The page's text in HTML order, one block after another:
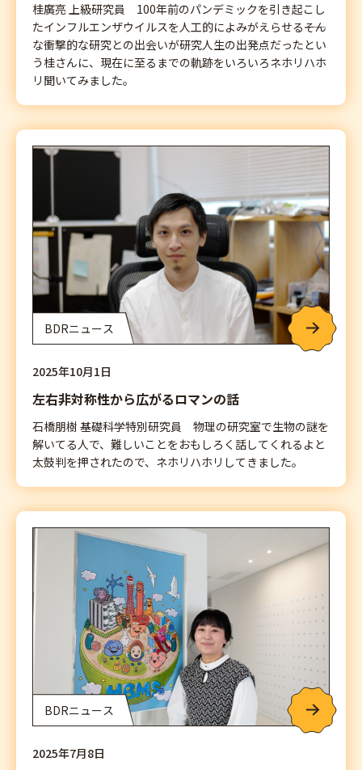
桂廣亮 上級研究員 100年前のパンデミックを引き起こし
たインフルエンザウイルスを人工的によみがえらせる――そん
な衝撃的な研究との出会いが研究人生の出発点だったとい
う桂さんに、現在に至るまでの軌跡をいろいろネホリハホ
リ聞いてみました。
BDRニュース
2025年10月1日
左右非対称性から広がるロマンの話
石橋朋樹 基礎科学特別研究員 物理の研究室で生物の謎を
解いてる人で、難しいことをおもしろく話してくれるよと
太鼓判を押されたので、ネホリハホリしてきました。
BDRニュース
2025年7月8日